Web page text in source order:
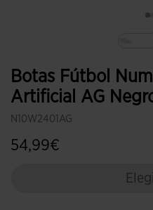
Botas Fútbol
Artificial AG
N10W2401AG
54,99€